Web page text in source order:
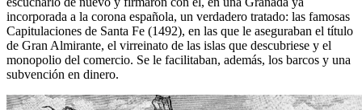
incorporada a la corona española, un verdadero tratado: las famosas
Capitulaciones de Santa Fe (1492), en las que le aseguraban el título
de Gran Almirante, el virreinato de las islas que descubriese y el
monopolio del comercio. Se le facilitaban, además, los barcos y una
subvención en dinero.